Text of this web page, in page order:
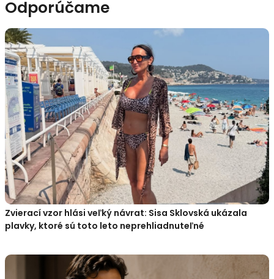
Odporúčame
Zvierací vzor hlási veľký návrat: Sisa Sklovská ukázala
plavky, ktoré sú toto leto neprehliadnuteľné